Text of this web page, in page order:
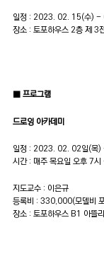
일정 : 2023. 02. 15(수) -
장소 : 토포하우스 2층 제 3
■ 프로그램
드로잉 아카데미
일정 : 2023. 02. 02일(목
시간 : 매주 목요일 오후 7
지도교수 : 이은규
등록비 : 330,000(모델비
장소 : 토포하우스 B1 아뜰